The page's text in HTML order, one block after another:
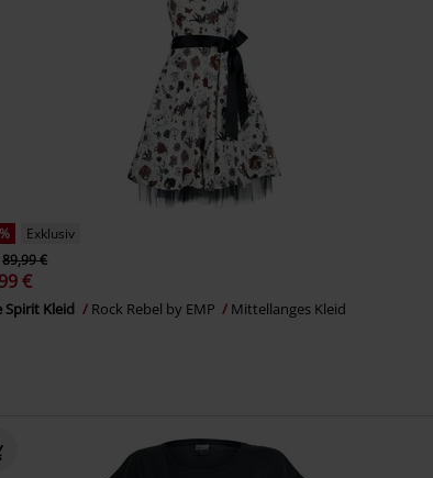
Exklusiv
89,99 €
€
Spirit Kleid Rock Rebel by EMP Mittellanges Kleid